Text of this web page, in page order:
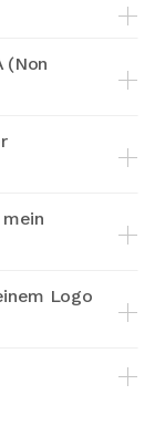
(Non
Logo